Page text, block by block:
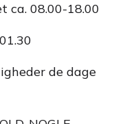
ca. 08.00-18.00
de dage